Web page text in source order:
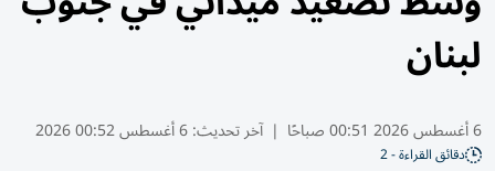
لبنان
6 أغسطس 2026 00:51 صباحًا | آخر تحديث:6 أغسطس 00:52 2026
دقائق القراءة - 2